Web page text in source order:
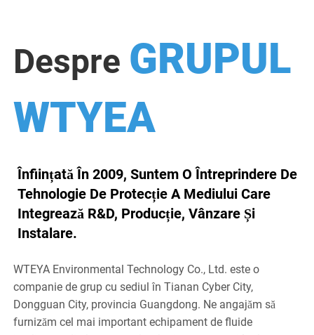
Despre GRUPUL
WTYEA
Înființată În 2009, Suntem O Întreprindere De
Tehnologie De Protecție A Mediului Care
Integrează R&D, Producție, Vânzare Și
Instalare.
WTEYA Environmental Technology Co., Ltd. este o
companie de grup cu sediul în Tianan Cyber ​​City,
Dongguan City, provincia Guangdong. Ne angajăm să
furnizăm cel mai important echipament de fluide